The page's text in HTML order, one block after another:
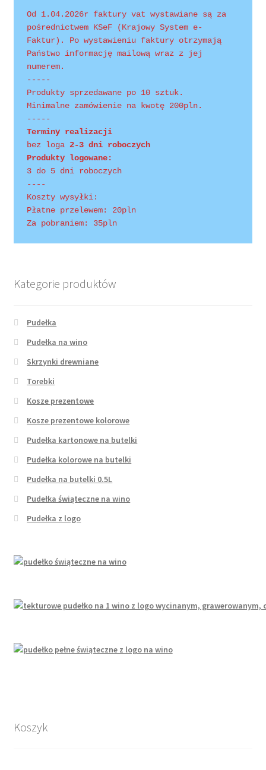
Pudełko świąteczne, jakość Premium
Shop
Shopping Tips
Shopping Tips
Terms of Use
Track Your Order
Twój koszyk
Od 1.04.2026r faktury vat wystawiane są za
pośrednictwem KSeF (Krajowy System e-
Faktur). Po wystawieniu faktury otrzymają
Państwo informację mailową wraz z jej
numerem.
-----
Produkty sprzedawane po 10 sztuk.
Minimalne zamówienie na kwotę 200pln.
-----
Terminy realizacji
bez loga 2-3 dni roboczych
Produkty logowane:
3 do 5 dni roboczych
----
Koszty wysyłki:
Płatne przelewem: 20pln
Za pobraniem: 35pln
Kategorie produktów
Pudełka
Pudełka na wino
Skrzynki drewniane
Torebki
Kosze prezentowe
Kosze prezentowe kolorowe
Pudełka kartonowe na butelki
Pudełka kolorowe na butelki
Pudełka na butelki 0.5L
Pudełka świąteczne na wino
Pudełka z logo
Koszyk